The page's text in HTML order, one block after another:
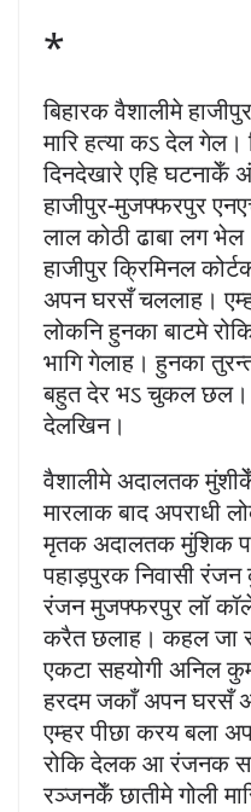
*
बिहारक वैशालीमे
मारि हत्या कऽ देल गेल।
दिनदेखारे एहि घटनाकेँ
हाजीपुर-मुजफ्फरपुर
लाल कोठी ढाबा लग
हाजीपुर क्रिमिनल
अपन घरसँ चललाह।
लोकनि हुनका बाटमे
भागि गेलाह। हुनका
बहुत देर भऽ चुकल छल।
देलखिन।
वैशालीमे अदालतक
मारलाक बाद अपराधी
मृतक अदालतक मुंशिक
पहाड़पुरक निवासी
रंजन मुजफ्फरपुर लॉ
करैत छलाह। कहल जा
एकटा सहयोगी अनिल
हरदम जकाँ अपन घरसँ
एम्हर पीछा करय बला
रोकि देलक आ रंजनक
रञ्जनकेँ छातीमे गोली